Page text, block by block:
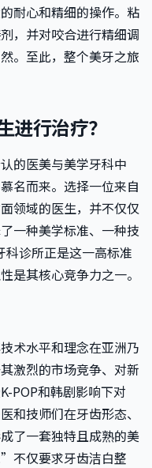
耐心和精细的操作。粘
，并对咬合进行精细调
。至此，整个美牙之旅
进行治疗？
的医美与美学牙科中
名而来。选择一位来自
领域的医生，并不仅仅
一种美学标准、一种技
诊所正是这一高标准
是其核心竞争力之一。
术水平和理念在亚洲乃
激烈的市场竞争、对新
POP和韩剧影响下对
和技师们在牙齿形态、
了一套独特且成熟的美
不仅要求牙齿洁白整